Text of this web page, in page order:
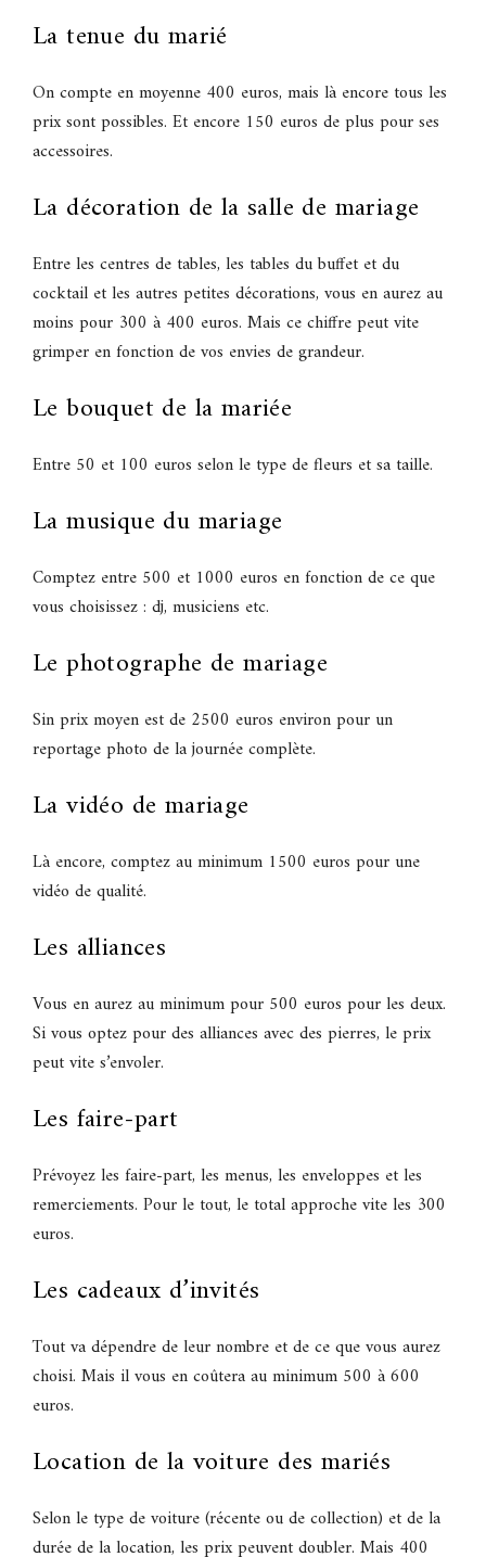
La tenue du marié
On compte en moyenne 400 euros, mais là encore tous les
prix sont possibles. Et encore 150 euros de plus pour ses
accessoires.
La décoration de la salle de mariage
Entre les centres de tables, les tables du buffet et du
cocktail et les autres petites décorations, vous en aurez au
moins pour 300 à 400 euros. Mais ce chiffre peut vite
grimper en fonction de vos envies de grandeur.
Le bouquet de la mariée
Entre 50 et 100 euros selon le type de fleurs et sa taille.
La musique du mariage
Comptez entre 500 et 1000 euros en fonction de ce que
vous choisissez : dj, musiciens etc.
Le photographe de mariage
Sin prix moyen est de 2500 euros environ pour un
reportage photo de la journée complète.
La vidéo de mariage
Là encore, comptez au minimum 1500 euros pour une
vidéo de qualité.
Les alliances
Vous en aurez au minimum pour 500 euros pour les deux.
Si vous optez pour des alliances avec des pierres, le prix
peut vite s’envoler.
Les faire-part
Prévoyez les faire-part, les menus, les enveloppes et les
remerciements. Pour le tout, le total approche vite les 300
euros.
Les cadeaux d’invités
Tout va dépendre de leur nombre et de ce que vous aurez
choisi. Mais il vous en coûtera au minimum 500 à 600
euros.
Location de la voiture des mariés
Selon le type de voiture (récente ou de collection) et de la
durée de la location, les prix peuvent doubler. Mais 400